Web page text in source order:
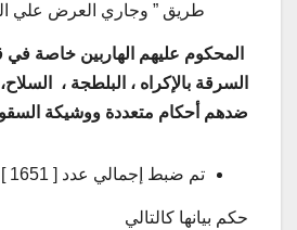
طريق ” وجاري العرض علي
المحكوم عليهم الهاربين خاصة في
السرقة بالإكراه ، البلطجة ،
ضدهم أحكام متعددة ووشيكة
تم ضبط إجمالي عدد [ 1651 ]
حكم بيانها كالتالي